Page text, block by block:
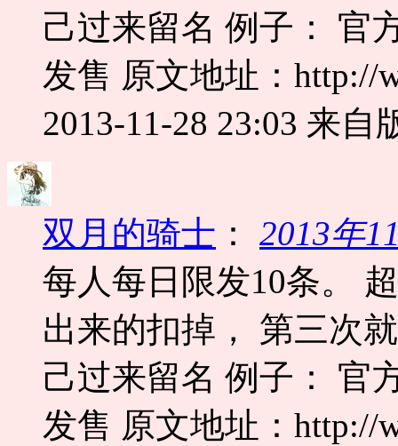
己过来留名 例子： 官
发售 原文地址：http://
2013-11-28 23:03 来自
双月的骑士 ： 2013年
每人每日限发10条。
出来的扣掉， 第三次
己过来留名 例子： 官
发售 原文地址：http://